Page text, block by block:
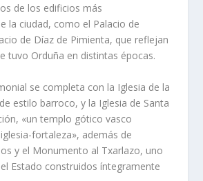
de los edificios más
la ciudad, como el Palacio de
de Díaz de Pimienta, que reflejan
tuvo Orduña en distintas épocas.
se completa con la Iglesia de la
estilo barroco, y la Iglesia de Santa
«un templo gótico vasco
fortaleza», además de
y el Monumento al Txarlazo, uno
Estado construidos íntegramente